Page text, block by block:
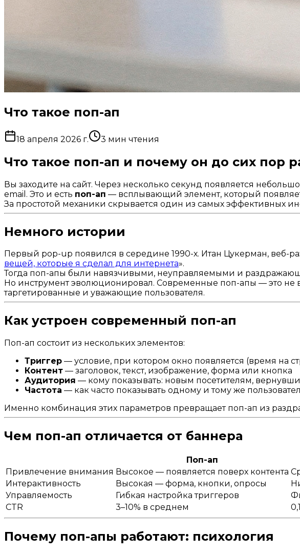
Что такое поп-ап
18 апреля 2026 г. 3 мин чтения
Что такое поп-ап и почему он до сих пор
Вы заходите на сайт. Через несколько секунд появляется
email. Это и есть поп-ап — всплывающий элемент, который
За простотой механики скрывается один из самых эффективных
Немного истории
Первый pop-up появился в середине 1990-х. Итан Цукерман, веб-
вещей, которые я сделал для интернета».
Тогда поп-апы были навязчивыми, неуправляемыми и
Но инструмент эволюционировал. Современные поп-апы — это
таргетированные и уважающие пользователя.
Как устроен современный поп-ап
Поп-ап состоит из нескольких элементов:
Триггер — условие, при котором окно появляется (время на
Контент — заголовок, текст, изображение, форма или кнопка
Аудитория — кому показывать: новым посетителям,
Частота — как часто показывать одному и тому же
Именно комбинация этих параметров превращает поп-ап из
Чем поп-ап отличается от баннера
Поп-ап
Привлечение внимания Высокое — появляется поверх контента
Интерактивность
Высокая — форма, кнопки, опросы
Управляемость
Гибкая настройка триггеров
CTR
3–10% в среднем
Почему поп-апы работают: психология